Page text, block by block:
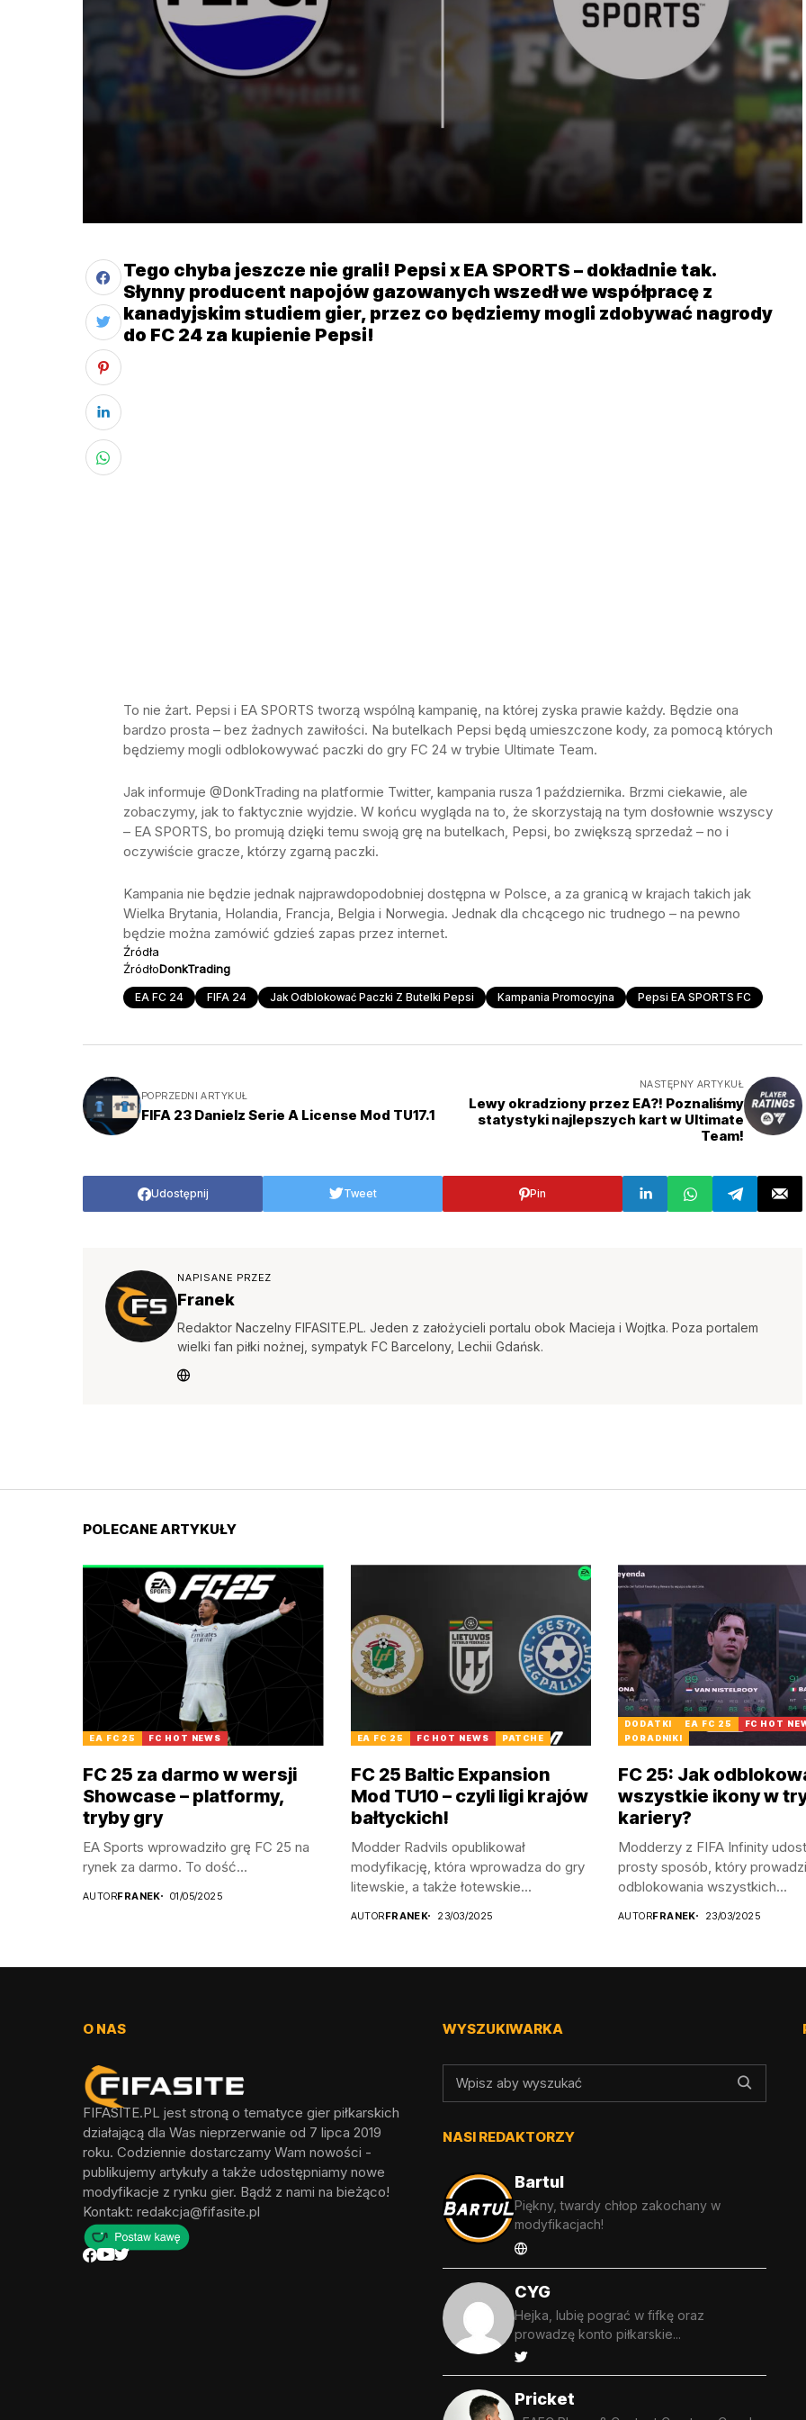
Tego chyba jeszcze nie grali! Pepsi x EA SPORTS – dokładnie tak.
Słynny producent napojów gazowanych wszedł we współpracę z
kanadyjskim studiem gier, przez co będziemy mogli zdobywać nagrody
do FC 24 za kupienie Pepsi!
To nie żart. Pepsi i EA SPORTS tworzą wspólną kampanię, na której zyska prawie każdy. Będzie ona
bardzo prosta – bez żadnych zawiłości. Na butelkach Pepsi będą umieszczone kody, za pomocą których
będziemy mogli odblokowywać paczki do gry FC 24 w trybie Ultimate Team.
Jak informuje @DonkTrading na platformie Twitter, kampania rusza 1 października. Brzmi ciekawie, ale
zobaczymy, jak to faktycznie wyjdzie. W końcu wygląda na to, że skorzystają na tym dosłownie wszyscy
– EA SPORTS, bo promują dzięki temu swoją grę na butelkach, Pepsi, bo zwiększą sprzedaż – no i
oczywiście gracze, którzy zgarną paczki.
Kampania nie będzie jednak najprawdopodobniej dostępna w Polsce, a za granicą w krajach takich jak
Wielka Brytania, Holandia, Francja, Belgia i Norwegia. Jednak dla chcącego nic trudnego – na pewno
będzie można zamówić gdzieś zapas przez internet.
Źródła
ŹródłoDonkTrading
EA FC 24 FIFA 24 Jak Odblokować Paczki Z Butelki Pepsi Kampania Promocyjna Pepsi EA SPORTS FC
POPRZEDNI ARTYKUŁ
FIFA 23 Danielz Serie A License Mod TU17.1
NASTĘPNY ARTYKUŁ
Lewy okradziony przez EA?! Poznaliśmy
statystyki najlepszych kart w Ultimate
Team!
Udostępnij Tweet Pin
NAPISANE PRZEZ
Franek
Redaktor Naczelny FIFASITE.PL. Jeden z założycieli portalu obok Macieja i Wojtka. Poza portalem
wielki fan piłki nożnej, sympatyk FC Barcelony, Lechii Gdańsk.
POLECANE ARTYKUŁY
EA FC 25 FC HOT NEWS
FC 25 za darmo w wersji
Showcase – platformy,
tryby gry
EA Sports wprowadziło grę FC 25 na
rynek za darmo. To dość...
AUTORFRANEK 01/05/2025
EA FC 25 FC HOT NEWS PATCHE
FC 25 Baltic Expansion
Mod TU10 – czyli ligi krajów
bałtyckich!
Modder Radvils opublikował
modyfikację, która wprowadza do gry
litewskie, a także łotewskie...
AUTORFRANEK 23/03/2025
DODATKI EA FC 25
FC HOT
PORADNIKI
FC 25: Jak
wszystkie ikony w
kariery?
Modderzy z FIFA Infinity
prosty sposób, który
odblokowania wszystkich...
AUTORFRANEK 23/03/2025
O NAS
FIFASITE.PL jest stroną o tematyce gier piłkarskich
działającą dla Was nieprzerwanie od 7 lipca 2019
roku. Codziennie dostarczamy Wam nowości -
publikujemy artykuły a także udostępniamy nowe
modyfikacje z rynku gier. Bądź z nami na bieżąco!
Kontakt: redakcja@fifasite.pl
WYSZUKIWARKA
NASI REDAKTORZY
Bartul
Piękny, twardy chłop zakochany w
modyfikacjach!
CYG
Hejka, lubię pograć w fifkę oraz
prowadzę konto piłkarskie...
Pricket